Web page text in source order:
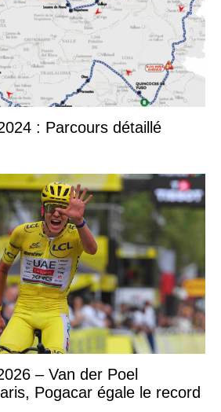
: Parcours détaillé
– Van der Poel
Pogacar égale le record